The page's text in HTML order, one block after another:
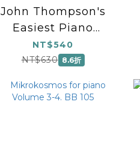
John Thompson's
Easiest Piano
Course – Part 2
(Book+Audio)
NT$540
NT$630 8.6折